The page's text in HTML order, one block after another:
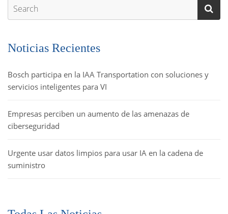
Noticias Recientes
Bosch participa en la IAA Transportation con soluciones y
servicios inteligentes para VI
Empresas perciben un aumento de las amenazas de
ciberseguridad
Urgente usar datos limpios para usar IA en la cadena de
suministro